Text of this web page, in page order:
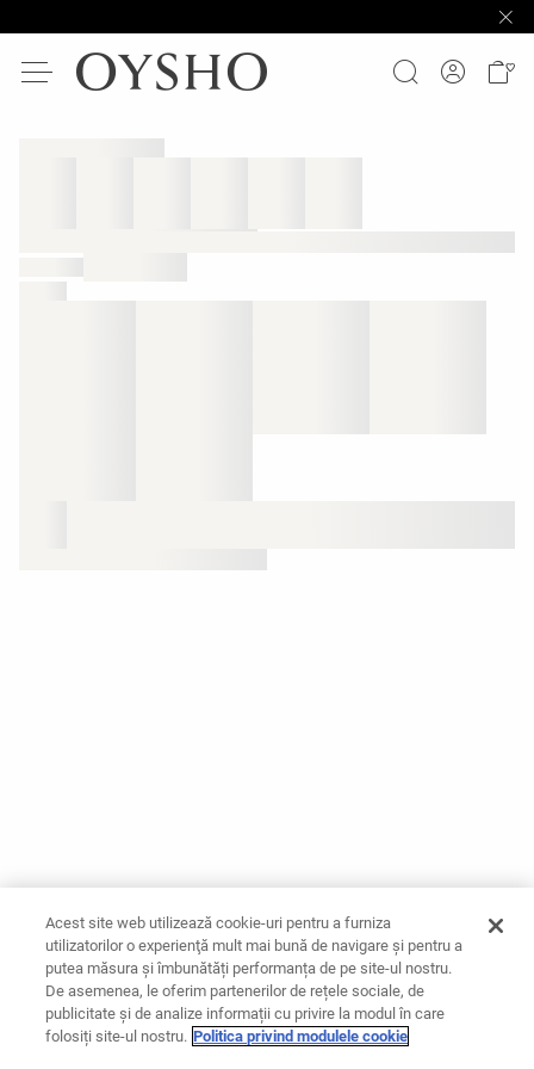
Acest site web utilizează cookie-uri pentru a furniza
utilizatorilor o experienţă mult mai bună de navigare și pentru a
putea măsura și îmbunătăți performanța de pe site-ul nostru.
De asemenea, le oferim partenerilor de rețele sociale, de
publicitate și de analize informații cu privire la modul în care
folosiți site-ul nostru. Politica privind modulele cookie